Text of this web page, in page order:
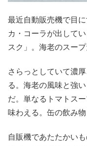
最近自動販売機で目
カ・コーラが出して
スク」。海老のスープ
さらっとしていて濃
る。海老の風味と強
だ。単なるトマトス
味わえる。缶の飲み
自販機であたたかい